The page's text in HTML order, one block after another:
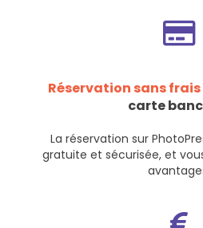
Réservation sans
carte
La réservation sur
gratuite et sécurisée, et